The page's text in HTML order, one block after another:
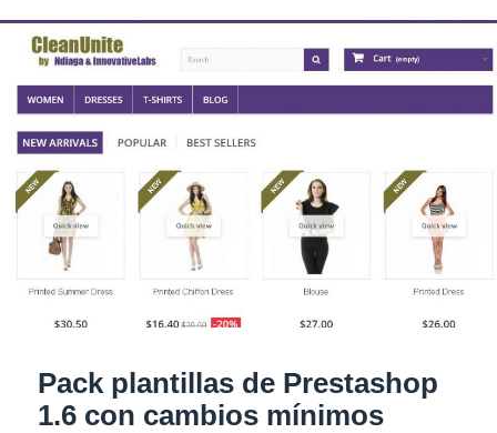
Pack plantillas de Prestashop
1.6 con cambios mínimos